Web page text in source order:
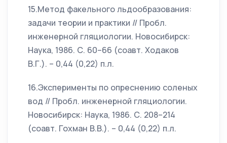
15.Метод факельного льдообразования:
задачи теории и практики // Пробл.
инженерной гляциологии. Новосибирск:
Наука, 1986. С. 60–66 (соавт. Ходаков
В.Г.). – 0,44 (0,22) п.л.
16.Эксперименты по опреснению соленых
вод // Пробл. инженерной гляциологии.
Новосибирск: Наука, 1986. С. 208–214
(соавт. Гохман В.В.). – 0,44 (0,22) п.л.